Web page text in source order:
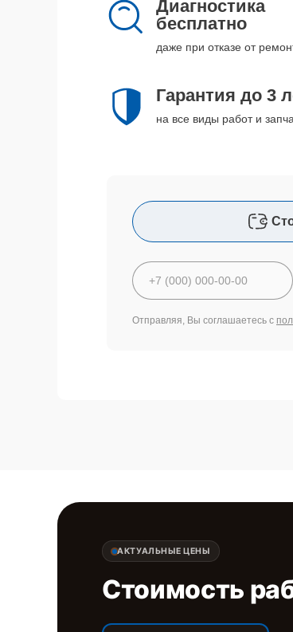
Диагностика
бесплатно
даже при отказе от
Гарантия до 3
на все виды работ и
Отправляя, Вы соглашаетесь с
АКТУАЛЬНЫЕ ЦЕНЫ
Стоимость